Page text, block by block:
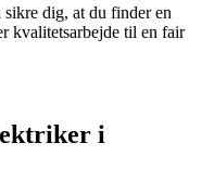
dig, at du finder en
kvalitetsarbejde til en fair
i